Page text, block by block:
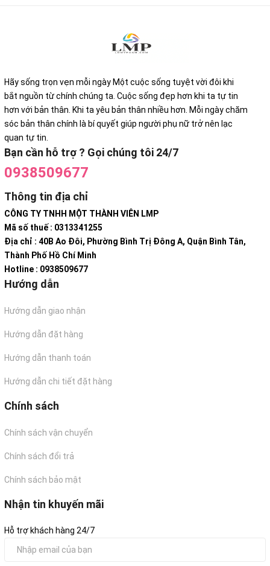
Hãy sống trọn vẹn mỗi ngày Một cuộc sống tuyệt vời đôi khi
bắt nguồn từ chính chúng ta. Cuộc sống đẹp hơn khi ta tự tin
hơn với bản thân. Khi ta yêu bản thân nhiều hơn. Mỗi ngày chăm
sóc bản thân chính là bí quyết giúp người phụ nữ trở nên lạc
quan tự tin.
Bạn cần hỗ trợ ? Gọi chúng tôi 24/7
0938509677
Thông tin địa chỉ
CÔNG TY TNHH MỘT THÀNH VIÊN LMP
Mã số thuế : 0313341255
Địa chỉ : 40B Ao Đôi, Phường Bình Trị Đông A, Quận Bình Tân,
Thành Phố Hồ Chí Minh
Hotline : 0938509677
Hướng dẫn
Hướng dẫn giao nhận
Hướng dẫn đặt hàng
Hướng dẫn thanh toán
Hướng dẫn chi tiết đặt hàng
Chính sách
Chính sách vận chuyển
Chính sách đổi trả
Chính sách bảo mật
Nhận tin khuyến mãi
Hỗ trợ khách hàng 24/7